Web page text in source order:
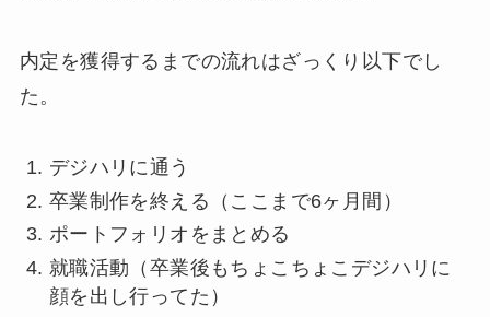
内定を獲得するまでの流れはざっくり以下でし
た。
デジハリに通う
卒業制作を終える（ここまで6ヶ月間）
ポートフォリオをまとめる
就職活動（卒業後もちょこちょこデジハリに
顔を出し行ってた）